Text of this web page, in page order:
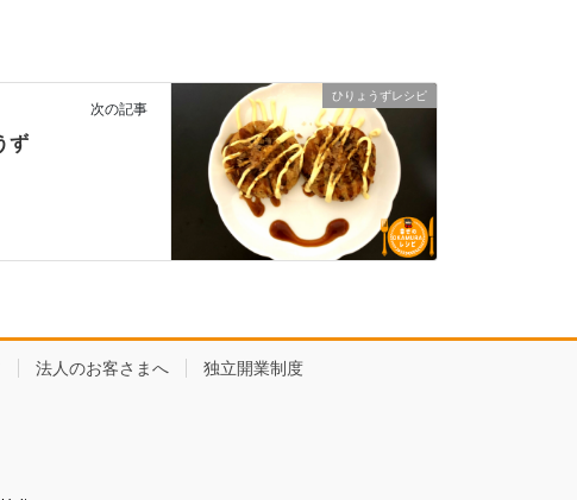
ひりょうずレシピ
次の記事
ず
法人のお客さまへ
独立開業制度